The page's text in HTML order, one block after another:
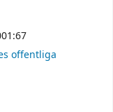
offentliga